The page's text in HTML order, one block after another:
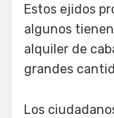
Estos ejidos
algunos
alquiler de
grandes
Los